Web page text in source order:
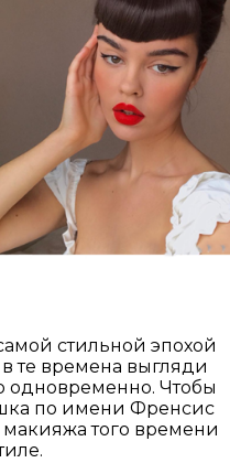
стильной эпохой
те времена выгляди
одновременно. Чтобы
по имени Френсис
того времени